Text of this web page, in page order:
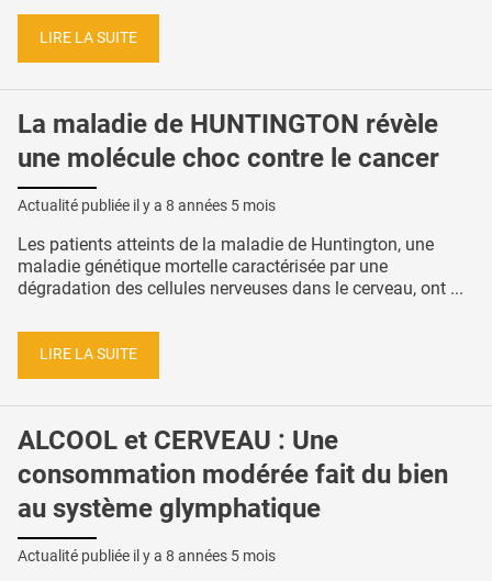
LIRE LA SUITE
La maladie de HUNTINGTON révèle
une molécule choc contre le cancer
Actualité publiée il y a 8 années 5 mois
Les patients atteints de la maladie de Huntington, une
maladie génétique mortelle caractérisée par une
dégradation des cellules nerveuses dans le cerveau, ont ...
LIRE LA SUITE
ALCOOL et CERVEAU : Une
consommation modérée fait du bien
au système glymphatique
Actualité publiée il y a 8 années 5 mois